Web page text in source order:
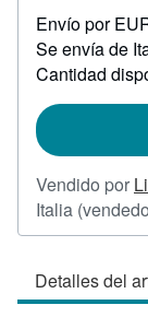
70,00
Envío por
Se envía de
Cantidad
Vendido por
Italia
Detalles del